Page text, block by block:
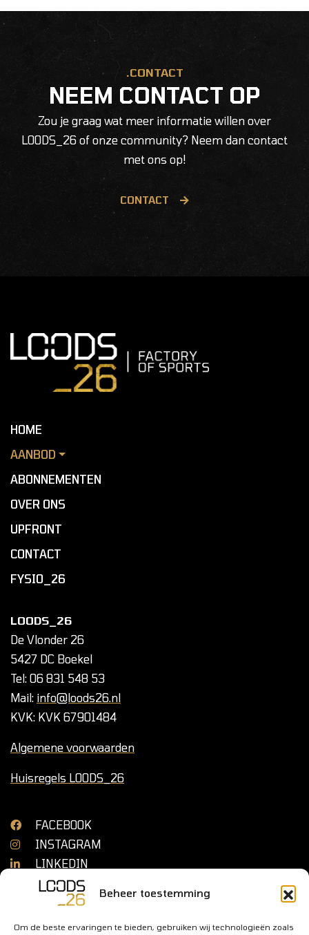
Beheer toestemming
Om de beste ervaringen te bieden, gebruiken wij technologieën zoals
.CONTACT
NEEM CONTACT OP
Zou je graag wat meer informatie willen over
LOODS_26 of onze community? Neem dan contact
met ons op!
CONTACT
HOME
AANBOD
ABONNEMENTEN
OVER ONS
UPFRONT
CONTACT
FYSIO_26
LOODS_26
De Vlonder 26
5427 DC Boekel
Tel: 06 831 548 53
Mail: info@loods26.nl
KVK: KVK 67901484
Algemene voorwaarden
Huisregels LOODS_26
FACEBOOK
INSTAGRAM
LINKEDIN